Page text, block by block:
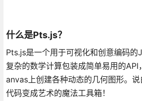
什么是Pts.js？
Pts.js是一个用于可视化和创意编码
复杂的数学计算包装成简单易用的
anvas上创建各种动态的几何图形。
代码变成艺术的魔法工具箱！